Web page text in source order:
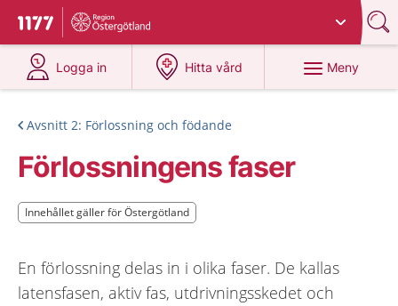
Till startsidan för 1177
Du har valt region
Logga in
på 1177.se
Hitta vård
på 1177.se
Meny
Avsnitt 2: Förlossning och födande
Förlossningens faser
Innehållet gäller för Östergötland
Innehållet gäller för Östergötland
En förlossning delas in i olika faser. De kallas
latensfasen, aktiv fas, utdrivningsskedet och